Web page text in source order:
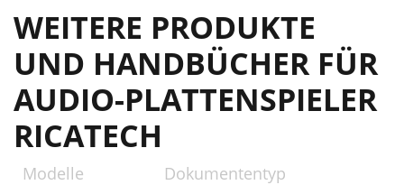
WEITERE PRODUKTE
UND HANDBÜCHER FÜR
AUDIO-PLATTENSPIELER
RICATECH
Modelle Dokumententyp